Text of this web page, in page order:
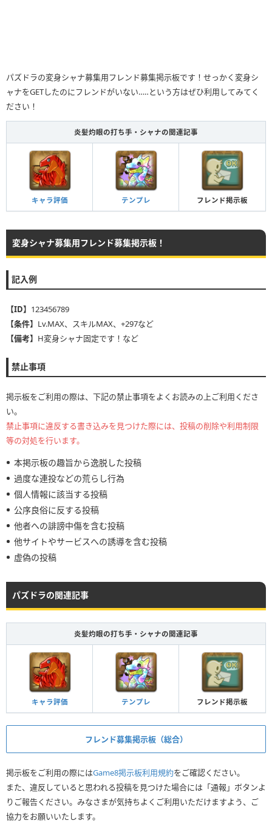
パズドラの変身シャナ募集用フレンド募集掲示板です！せっかく変身シ
ャナをGETしたのにフレンドがいない…‥という方はぜひ利用してみてく
ださい！
炎髪灼眼の打ち手・シャナの関連記事
キャラ評価 テンプレ フレンド掲示板
変身シャナ募集用フレンド募集掲示板！
記入例
【ID】 123456789
【条件】 Lv.MAX、スキルMAX、+297など
【備考】 H変身シャナ固定です！など
禁止事項
掲示板をご利用の際は、下記の禁止事項をよくお読みの上ご利用くださ
い。
禁止事項に違反する書き込みを見つけた際には、投稿の削除や利用制限
等の対処を行います。
本掲示板の趣旨から逸脱した投稿
過度な連投などの荒らし行為
個人情報に該当する投稿
公序良俗に反する投稿
他者への誹謗中傷を含む投稿
他サイトやサービスへの誘導を含む投稿
虚偽の投稿
パズドラの関連記事
炎髪灼眼の打ち手・シャナの関連記事
キャラ評価 テンプレ フレンド掲示板
フレンド募集掲示板（総合）
掲示板をご利用の際にはGame8掲示板利用規約をご確認ください。
また、違反していると思われる投稿を見つけた場合には「通報」ボタンよ
りご報告ください。みなさまが気持ちよくご利用いただけますよう、ご
協力をお願いいたします。